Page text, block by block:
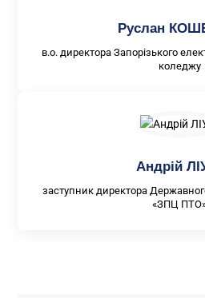
Руслан
в.о. директора Запорізького
коледжу
Андрій
заступник директора
«ЗПЦ